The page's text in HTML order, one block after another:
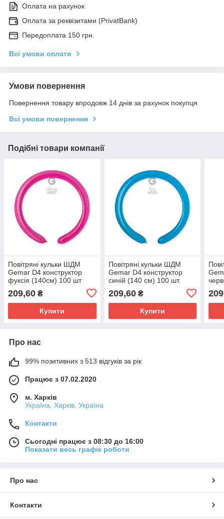
Оплата на рахунок
Оплата за реквізитами (PrivatBank)
Передоплата 150 грн.
Всі умови оплати
Умови повернення
Повернення товару впродовж 14 днів за рахунок покупця
Всі умови повернення
Подібні товари компанії
Повітряні кульки ШДМ
Gemar D4 конструктор
фуксія (140см) 100 шт
209,60 ₴
Купити
Повітряні кульки ШДМ
Gemar D4 конструктор
синій (140 см) 100 шт.
209,60₴
Купити
Про нас
99% позитивних з 513 відгуків за рік
Працює з 07.02.2020
м. Харків
УкраІна, Харків, Україна
Контакти
Сьогодні працює з 08:30 до 16:00
Показати весь графік роботи
Про нас
Контакти